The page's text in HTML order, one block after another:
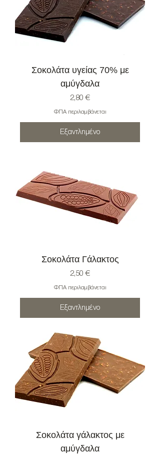
Σοκολάτα υγείας 70% με
αμύγδαλα
Τιμή
2,80 €
ΦΠΑ περιλαμβάνεται
Εξαντλημένο
Σοκολάτα Γάλακτος
Τιμή
2,50 €
ΦΠΑ περιλαμβάνεται
Εξαντλημένο
Σοκολάτα γάλακτος με
αμύγδαλα